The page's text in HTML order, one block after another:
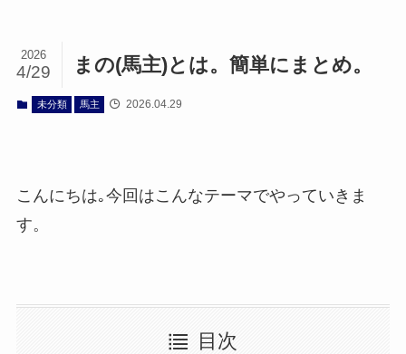
まの(馬主)とは。簡単にまとめ。
2026
4/29
未分類 馬主 2026.04.29
こんにちは｡今回はこんなテーマでやっていきま
す。
目次